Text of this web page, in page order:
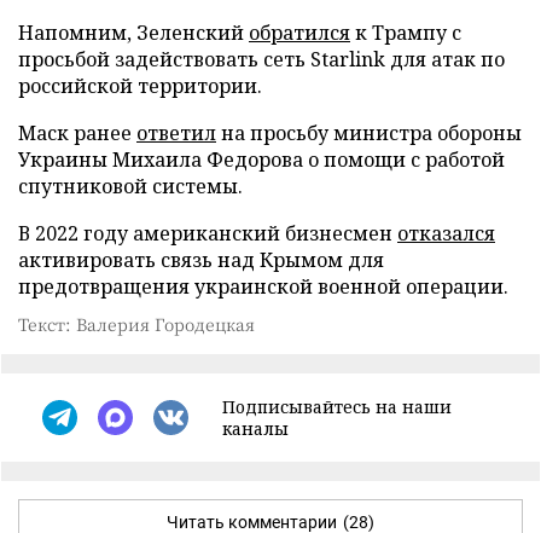
Напомним, Зеленский обратилсяк Трампу с
просьбой задействовать сеть Starlink для атак по
российской территории.
Маск ранее ответилна просьбу министра обороны
Украины Михаила Федорова о помощи с работой
спутниковой системы.
В 2022 году американский бизнесмен отказался
активировать связь над Крымом для
предотвращения украинской военной операции.
Текст: Валерия Городецкая
Подписывайтесь на наши
каналы
Читать комментарии (28)